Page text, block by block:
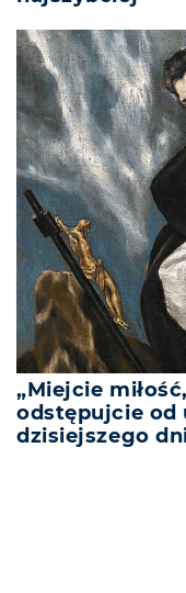
„Miejcie
odstępujcie od
dzisiejszego